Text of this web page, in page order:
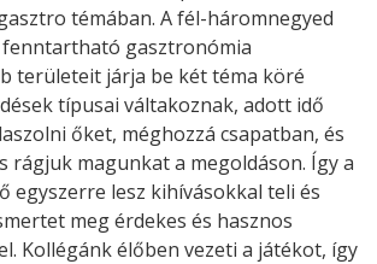
témában. A fél-háromnegyed
gasztronómia
területeit járja be két téma köré
típusai váltakoznak, adott idő
őket, méghozzá csapatban, és
rágjuk magunkat a megoldáson. Így a
egyszerre lesz kihívásokkal teli és
meg érdekes és hasznos
Kollégánk élőben vezeti a játékot, így